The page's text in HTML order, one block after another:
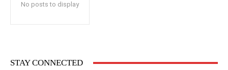
No posts to display
STAY CONNECTED